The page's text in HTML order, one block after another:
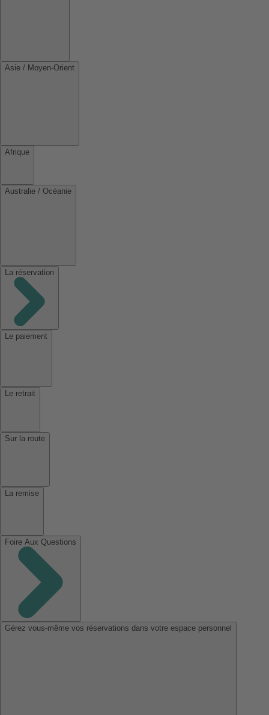
Asie / Moyen-Orient
Afrique
Australie / Océanie
La réservation
Le paiement
Le retrait
Sur la route
La remise
Foire Aux Questions
Gérez vous-même vos réservations dans votre espace personnel